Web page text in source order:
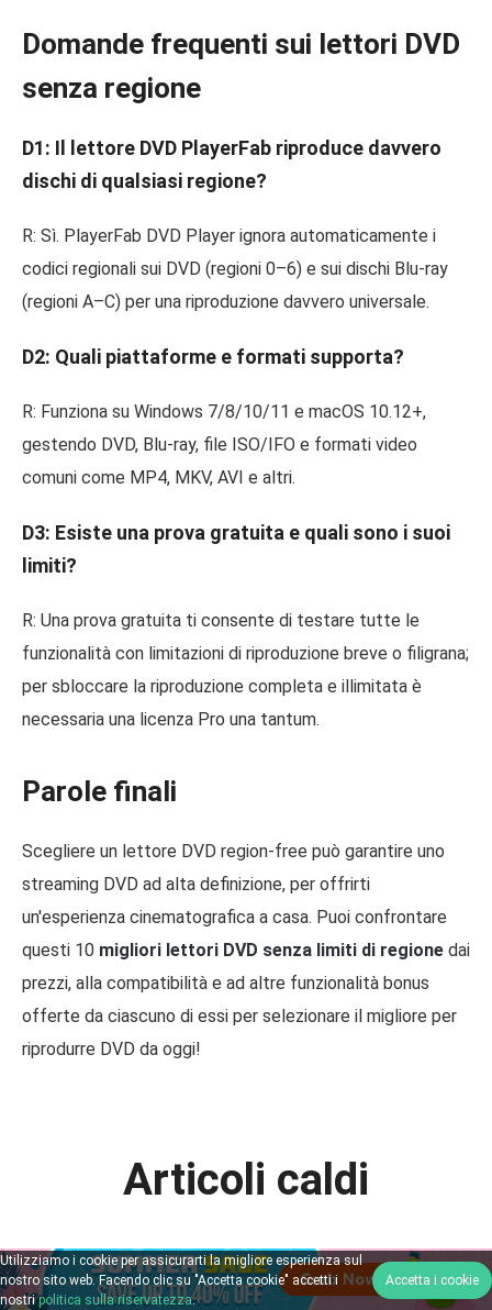
Domande frequenti sui lettori DVD
senza regione
D1: Il lettore DVD PlayerFab riproduce davvero
dischi di qualsiasi regione?
R: Sì. PlayerFab DVD Player ignora automaticamente i
codici regionali sui DVD (regioni 0–6) e sui dischi Blu-ray
(regioni A–C) per una riproduzione davvero universale.
D2: Quali piattaforme e formati supporta?
R: Funziona su Windows 7/8/10/11 e macOS 10.12+,
gestendo DVD, Blu-ray, file ISO/IFO e formati video
comuni come MP4, MKV, AVI e altri.
D3: Esiste una prova gratuita e quali sono i suoi
limiti?
R: Una prova gratuita ti consente di testare tutte le
funzionalità con limitazioni di riproduzione breve o filigrana;
per sbloccare la riproduzione completa e illimitata è
necessaria una licenza Pro una tantum.
Parole finali
Scegliere un lettore DVD region-free può garantire uno
streaming DVD ad alta definizione, per offrirti
un'esperienza cinematografica a casa. Puoi confrontare
questi 10 migliori lettori DVD senza limiti di regione dai
prezzi, alla compatibilità e ad altre funzionalità bonus
offerte da ciascuno di essi per selezionare il migliore per
riprodurre DVD da oggi!
Articoli caldi
Qual è il miglior lettore Blu-ray
Utilizziamo i cookie per assicurarti la migliore esperienza sul
nostro sito web. Facendo clic su "Accetta cookie" accetti i
nostripolitica sulla riservatezza.
Accetta i cookie